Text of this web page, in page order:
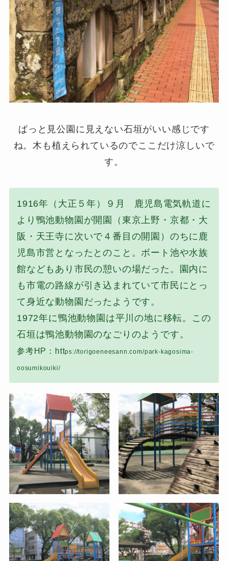
ぱっと見公園に見えない石垣がいい感じです
ね。木も植えられているのでここだけ涼しいで
す。
1916年（大正５年）９月 鹿児島電気軌道に
より鴨池動物園が開園（東京上野・京都・大
阪・天王寺に次いで４番目の開園）のちに鹿
児島市営となったとのこと。ボート池や水族
館などもあり市民の憩いの場だった。園内に
も市電の路線が引き込まれていて市民にとっ
て身近な動物園だったようです。
1972年に鴨池動物園は平川の地に移転。この
石垣は鴨池動物園のなごりのようです。
参考HP：https://torigoeneesann.com/park-kagosima-
oosumikouiki/